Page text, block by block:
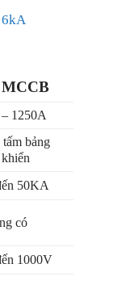
6kA
MCCB
1250A
tấm bảng
50KA
có
1000V